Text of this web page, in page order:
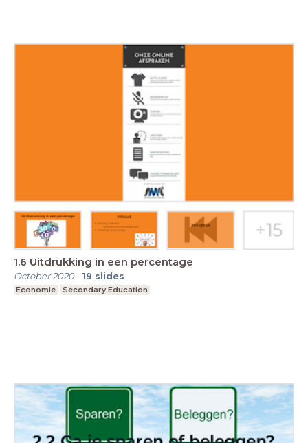
1.6 Uitdrukking in een percentage
October 2020- 19 slides
Economie Secondary Education